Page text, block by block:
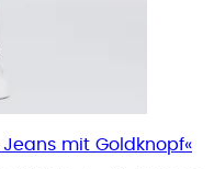
mit Goldknopf«